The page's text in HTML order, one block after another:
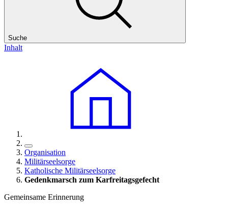
Suche
Inhalt
Organisation
Militärseelsorge
Katholische Militärseelsorge
Gedenkmarsch zum Karfreitagsgefecht
Gemeinsame Erinnerung